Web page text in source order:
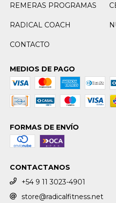
REMERAS PROGRAMAS
RADICAL COACH
CONTACTO
MEDIOS DE PAGO
FORMAS DE ENVÍO
CONTACTANOS
+54 9 11 3023-4901
store@radicalfitness.net